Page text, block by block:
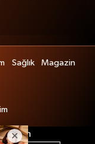
Sağlık
Magazin